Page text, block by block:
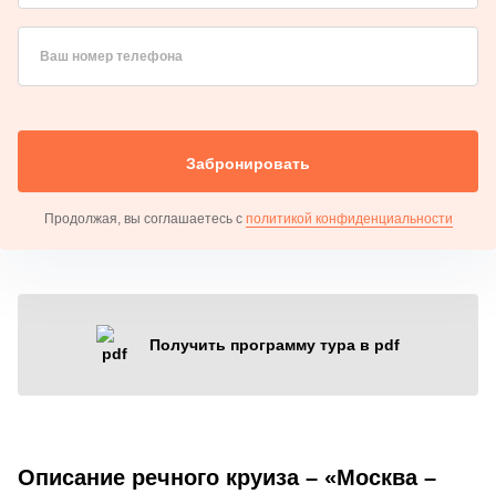
Ваш номер телефона
Забронировать
Продолжая, вы соглашаетесь с политикой конфиденциальности
Получить программу тура в pdf
Описание речного круиза – «Москва –